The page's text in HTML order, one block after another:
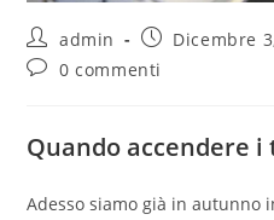
admin Dicembre
0 commenti
Quando accendere
Adesso siamo già in autunno